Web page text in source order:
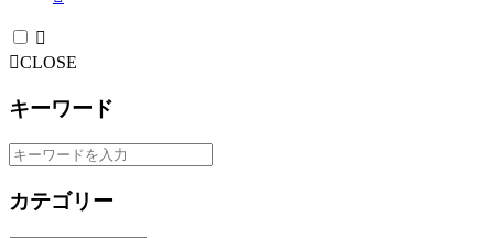
CLOSE
キーワード
カテゴリー